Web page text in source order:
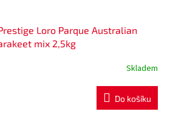
Prestige Loro Parque Australian
mix 2,5kg
Skladem
Do košíku